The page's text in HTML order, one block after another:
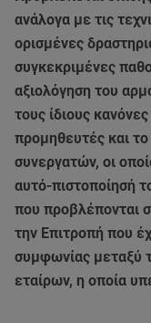
ανάλογα με τις
ορισμένες
συγκεκριμένες
αξιολόγηση του
τους ίδιους
προμηθευτές και
συνεργατών, οι
αυτό-πιστοποίησή
που προβλέπονται
την Επιτροπή που
συμφωνίας μεταξύ
εταίρων, η οποία